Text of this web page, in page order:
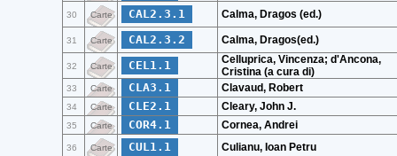
30 Carte CAL2.3.1 Calma, Dragos (ed.)
31 Carte CAL2.3.2 Calma, Dragos(ed.)
32 Carte CEL1.1
Celluprica, Vincenza; d'Ancona,
Cristina (a cura di)
33 Carte CLA3.1 Clavaud, Robert
34 Carte CLE2.1 Cleary, John J.
35 Carte COR4.1 Cornea, Andrei
36 Carte CUL1.1 Culianu, Ioan Petru